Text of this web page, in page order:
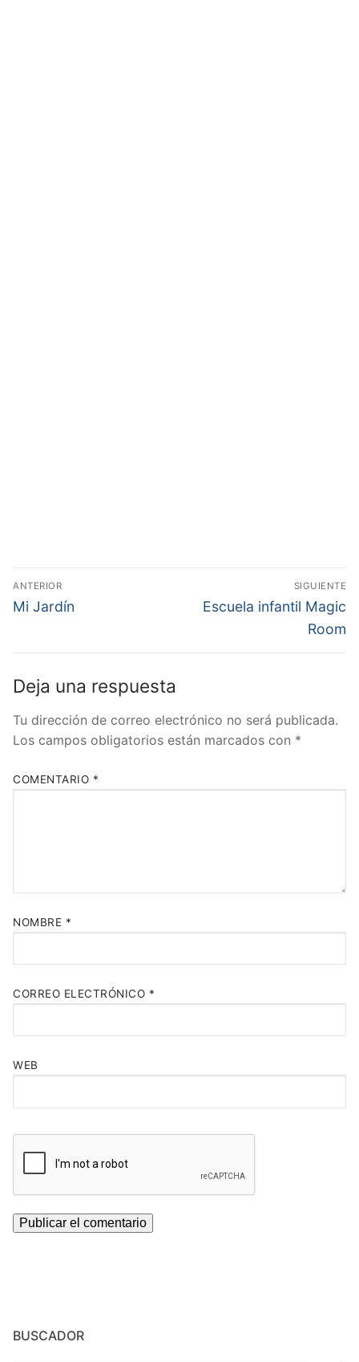
Navegación
de
ANTERIOR
Entrada
Mi Jardín
SIGUIENTE
Entrada
Escuela infantil Magic
Room
Deja una respuesta
Tu dirección de correo electrónico no será publicada.
Los campos obligatorios están marcados con *
COMENTARIO *
NOMBRE *
CORREO ELECTRÓNICO *
WEB
BUSCADOR